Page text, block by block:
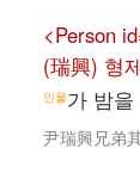
<Person
(瑞興) 형
인물가 밤
尹瑞興兄弟